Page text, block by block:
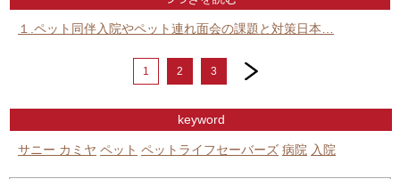
１.ペット同伴入院やペット連れ面会の課題と対策日本…
1 2 3
next
keyword
サニー カミヤ ペット ペットライフセーバーズ 病院 入院